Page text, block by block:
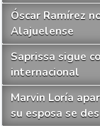
Óscar Ramírez
Alajuelense
Saprissa sigue
internacional
Marvin Loría
su esposa se